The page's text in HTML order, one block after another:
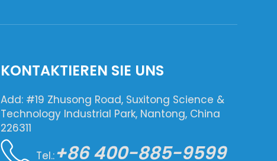
KONTAKTIEREN SIE UNS
Add: #19 Zhusong Road, Suxitong Science &
Technology Industrial Park, Nantong, China
226311
Tel.:+86 400-885-9599